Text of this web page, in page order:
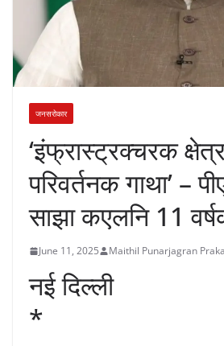
जनसरोकार
‘इंफ्रास्ट्रक्चरक
परिवर्तनक गाथा’ –
साझा कएलनि 11
June 11, 2025 Maithil Punarjagran
नई दिल्ली
*